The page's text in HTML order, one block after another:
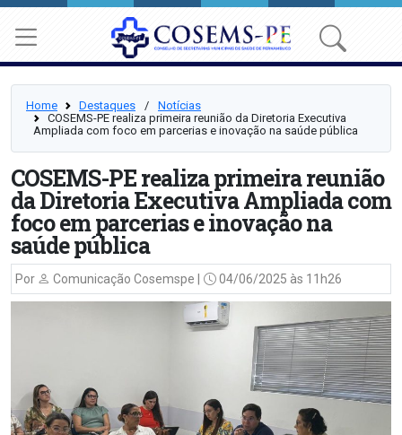
Home Destaques ⠀/⠀ Notícias
COSEMS-PE realiza primeira reunião da Diretoria Executiva
Ampliada com foco em parcerias e inovação na saúde pública
COSEMS-PE realiza primeira reunião
da Diretoria Executiva Ampliada com
foco em parcerias e inovação na
saúde pública
Por Comunicação Cosemspe | 04/06/2025 às 11h26